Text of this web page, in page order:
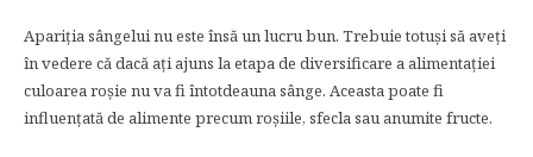
Apariția sângelui nu este însă un lucru bun. Trebuie totuși să aveți
în vedere că dacă ați ajuns la etapa de diversificare a alimentației
culoarea roșie nu va fi întotdeauna sânge. Aceasta poate fi
influențată de alimente precum roșiile, sfecla sau anumite fructe.